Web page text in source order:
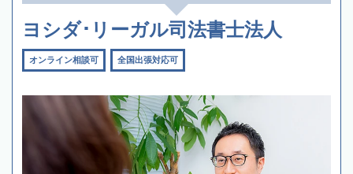
ヨシダ･リーガル司法書士法人
オンライン相談可 全国出張対応可